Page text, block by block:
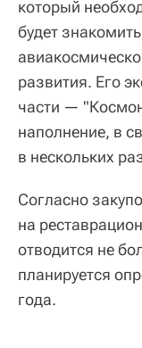
который
будет
развития. Его
части —
наполнение, в
в нескольких
Согласно
на
отводится не
планируется
года.